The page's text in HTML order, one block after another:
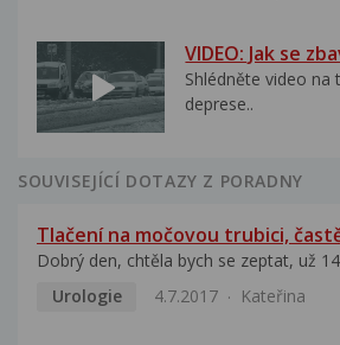
VIDEO: Jak se
Shlédněte video na
deprese..
SOUVISEJÍCÍ DOTAZY Z PORADNY
Tlačení na močovou trubici,
Dobrý den, chtěla bych se zeptat, už
Urologie
4.7.2017 Kateřina